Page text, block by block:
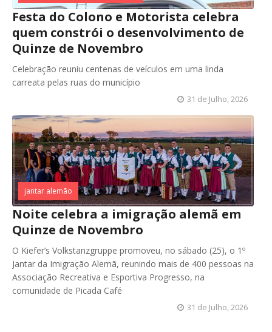
Festa do Colono e Motorista celebra
quem constrói o desenvolvimento de
Quinze de Novembro
Celebração reuniu centenas de veículos em uma linda
carreata pelas ruas do município
31 de Julho, 2026
jantar alemão
Noite celebra a imigração alemã em
Quinze de Novembro
O Kiefer’s Volkstanzgruppe promoveu, no sábado (25), o 1º
Jantar da Imigração Alemã, reunindo mais de 400 pessoas na
Associação Recreativa e Esportiva Progresso, na
comunidade de Picada Café
31 de Julho, 2026